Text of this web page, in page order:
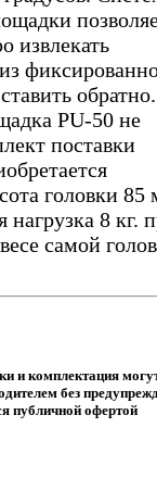
извлекать
обратно.
PU-50 не
поставки
головки 85
нагрузка 8 кг.
самой
и комплектация
без
публичной офертой